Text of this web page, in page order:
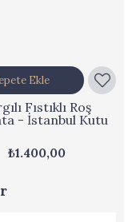
Fıstıklı Roş
- İstanbul Kutu
₺1.400,00
Ekle